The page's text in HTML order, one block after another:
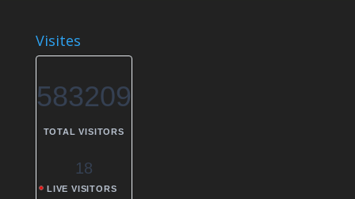
Visites
583209
TOTAL VISITORS
18
LIVE VISITORS